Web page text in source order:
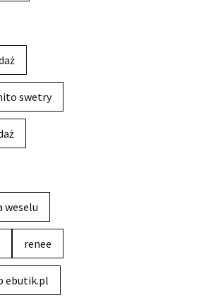
swetry
weselu
renee
ebutik.pl